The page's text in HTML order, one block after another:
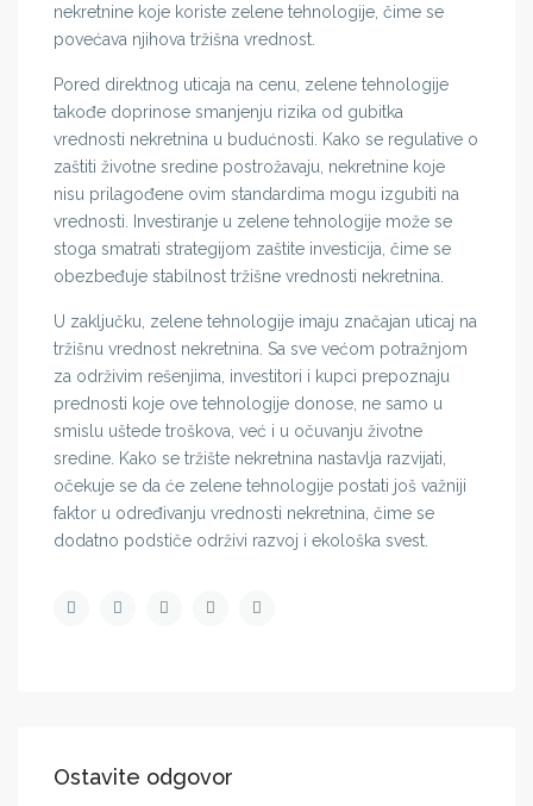
nekretnine koje koriste zelene tehnologije, čime se
povećava njihova tržišna vrednost.
Pored direktnog uticaja na cenu, zelene tehnologije
takođe doprinose smanjenju rizika od gubitka
vrednosti nekretnina u budućnosti. Kako se regulative o
zaštiti životne sredine postrožavaju, nekretnine koje
nisu prilagođene ovim standardima mogu izgubiti na
vrednosti. Investiranje u zelene tehnologije može se
stoga smatrati strategijom zaštite investicija, čime se
obezbeđuje stabilnost tržišne vrednosti nekretnina.
U zaključku, zelene tehnologije imaju značajan uticaj na
tržišnu vrednost nekretnina. Sa sve većom potražnjom
za održivim rešenjima, investitori i kupci prepoznaju
prednosti koje ove tehnologije donose, ne samo u
smislu uštede troškova, već i u očuvanju životne
sredine. Kako se tržište nekretnina nastavlja razvijati,
očekuje se da će zelene tehnologije postati još važniji
faktor u određivanju vrednosti nekretnina, čime se
dodatno podstiče održivi razvoj i ekološka svest.
Ostavite odgovor